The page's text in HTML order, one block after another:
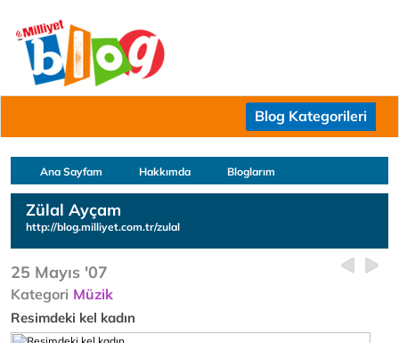
Blog Kategorileri
Ana Sayfam Hakkımda Bloglarım
Zülal Ayçam
http://blog.milliyet.com.tr/zulal
25 Mayıs '07
Kategori Müzik
Resimdeki kel kadın